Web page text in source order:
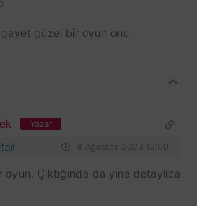
güzel bir oyun onu
Yazar
8 Ağustos 2023 12:00
Çıktığında da yine detaylıca